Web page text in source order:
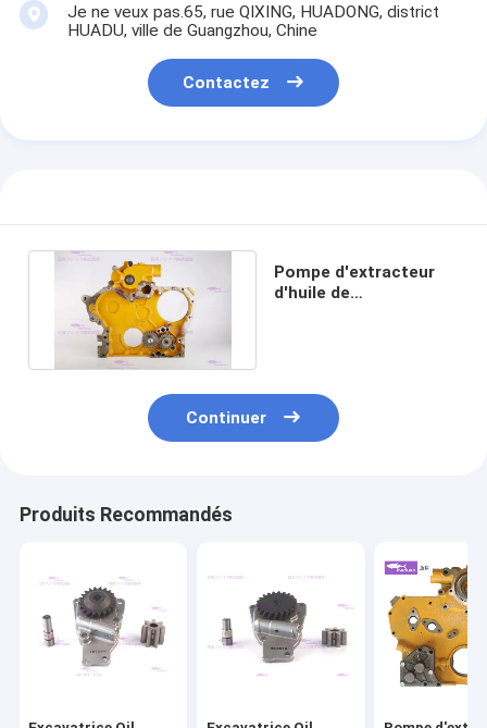
Je ne veux pas.65, rue QIXING, HUADONG, district
HUADU, ville de Guangzhou, Chine
Contactez
Pompe d'extracteur
d'huile de
Continuer
Produits Recommandés